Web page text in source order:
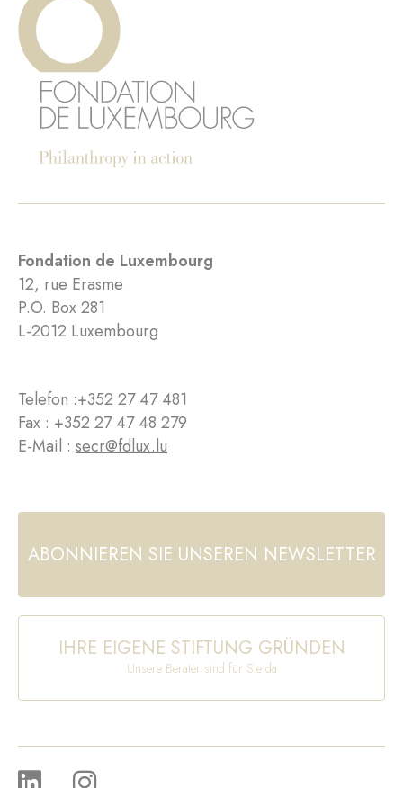
Fondation de Luxembourg
12, rue Erasme
P.O. Box 281
L-2012 Luxembourg
Telefon :+352 27 47 481
Fax : +352 27 47 48 279
E-Mail : secr@fdlux.lu
ABONNIEREN SIE UNSEREN NEWSLETTER
IHRE EIGENE STIFTUNG GRÜNDEN
Unsere Berater sind für Sie da